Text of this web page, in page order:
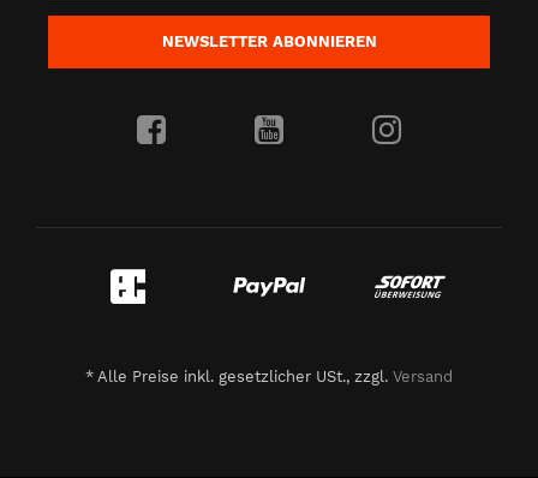
NEWSLETTER ABONNIEREN
* Alle Preise inkl. gesetzlicher USt., zzgl. Versand